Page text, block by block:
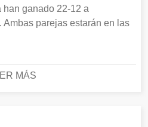
ganado 22-12 a
Ambas parejas estarán en las
MÁS